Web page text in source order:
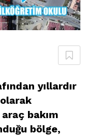
yıllardır
bakım
bölge,